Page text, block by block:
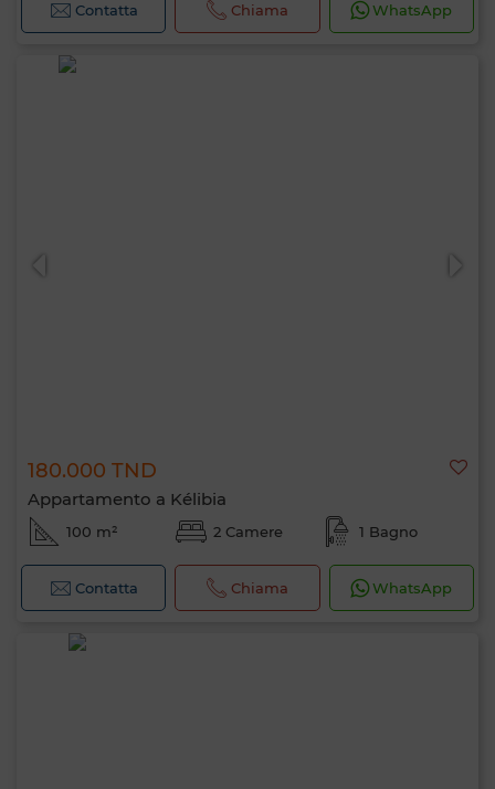
Contatta Chiama WhatsApp
180.000 TND
Appartamento a Kélibia
100 m² 2 Camere 1 Bagno
Contatta Chiama WhatsApp